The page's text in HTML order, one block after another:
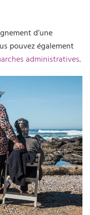
d’une
pouvez également
administratives.